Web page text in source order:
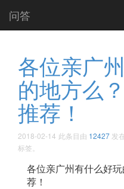
问答
各位亲广
的地方么
推荐！ ​​​​
2018-02-14 此条目由 12427 发
标签。
各位亲广州有什么好
荐！ ​​​​